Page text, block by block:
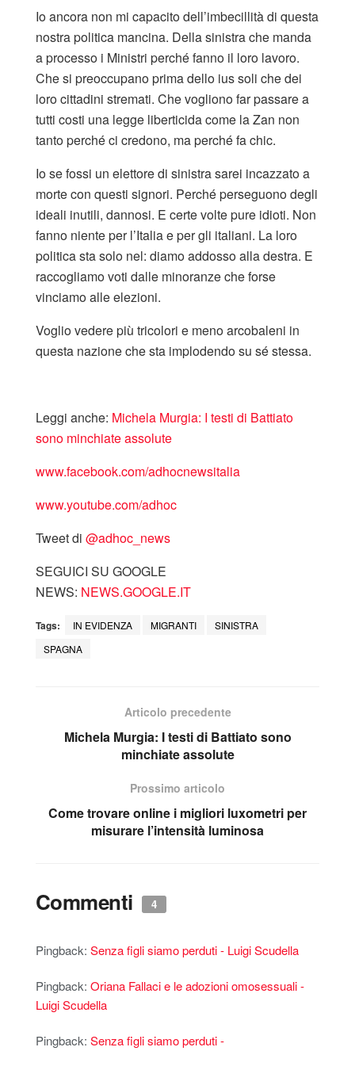
Io ancora non mi capacito dell’imbecillità di questa
nostra politica mancina. Della sinistra che manda
a processo i Ministri perché fanno il loro lavoro.
Che si preoccupano prima dello ius soli che dei
loro cittadini stremati. Che vogliono far passare a
tutti costi una legge liberticida come la Zan non
tanto perché ci credono, ma perché fa chic.
Io se fossi un elettore di sinistra sarei incazzato a
morte con questi signori. Perché perseguono degli
ideali inutili, dannosi. E certe volte pure idioti. Non
fanno niente per l’Italia e per gli italiani. La loro
politica sta solo nel: diamo addosso alla destra. E
raccogliamo voti dalle minoranze che forse
vinciamo alle elezioni.
Voglio vedere più tricolori e meno arcobaleni in
questa nazione che sta implodendo su sé stessa.
Leggi anche: Michela Murgia: I testi di Battiato
sono minchiate assolute
www.facebook.com/adhocnewsitalia
www.youtube.com/adhoc
Tweet di ‎@adhoc_news
SEGUICI SU GOOGLE
NEWS: NEWS.GOOGLE.IT
Tags: IN EVIDENZA MIGRANTI
SINISTRA
SPAGNA
Articolo precedente
Michela Murgia: I testi di Battiato sono
minchiate assolute
Prossimo articolo
Come trovare online i migliori luxometri per
misurare l’intensità luminosa
Commenti 4
Pingback: Senza figli siamo perduti - Luigi Scudella
Pingback: Oriana Fallaci e le adozioni omosessuali -
Luigi Scudella
Pingback: Senza figli siamo perduti -